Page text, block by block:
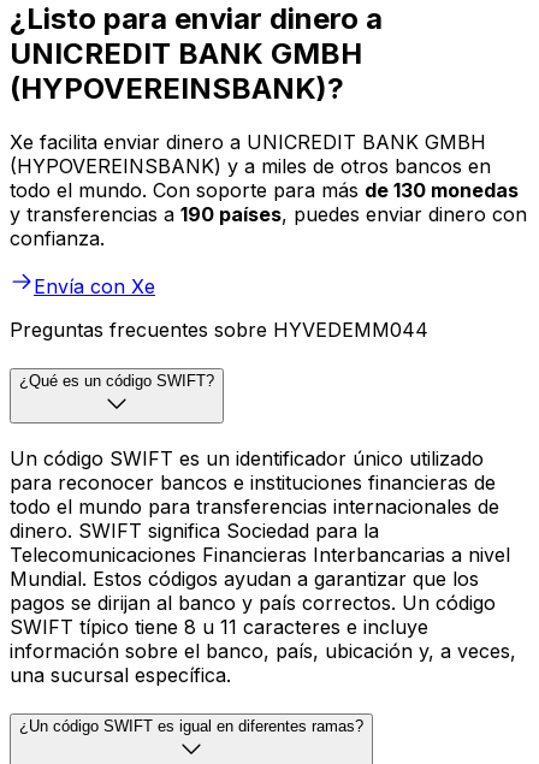
¿Listo para enviar dinero a
UNICREDIT BANK GMBH
(HYPOVEREINSBANK)?
Xe facilita enviar dinero a UNICREDIT BANK GMBH
(HYPOVEREINSBANK) y a miles de otros bancos en
todo el mundo. Con soporte para más de 130 monedas
y transferencias a 190 países, puedes enviar dinero con
confianza.
Envía con Xe
Preguntas frecuentes sobre HYVEDEMM044
¿Qué es un código SWIFT?
Un código SWIFT es un identificador único utilizado
para reconocer bancos e instituciones financieras de
todo el mundo para transferencias internacionales de
dinero. SWIFT significa Sociedad para la
Telecomunicaciones Financieras Interbancarias a nivel
Mundial. Estos códigos ayudan a garantizar que los
pagos se dirijan al banco y país correctos. Un código
SWIFT típico tiene 8 u 11 caracteres e incluye
información sobre el banco, país, ubicación y, a veces,
una sucursal específica.
¿Un código SWIFT es igual en diferentes ramas?